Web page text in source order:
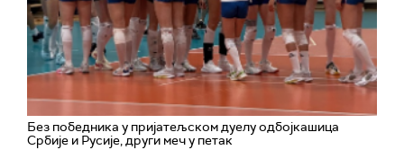
Без победника у пријатељском дуелу одбојкашица
Србије и Русије, други меч у петак